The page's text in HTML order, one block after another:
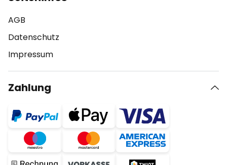
AGB
Datenschutz
Impressum
Zahlung